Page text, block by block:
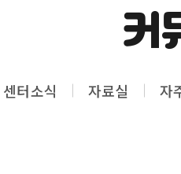
커
센터소식 자료실 자